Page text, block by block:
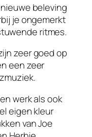
beleving
je ongemerkt
ritmes.
zeer goed op
een zeer
werk als ook
eigen kleur
van Joe